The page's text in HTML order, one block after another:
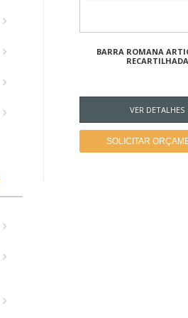
BARRA ROMANA
RECARTILHADA
VER DETALHES
SOLICITAR